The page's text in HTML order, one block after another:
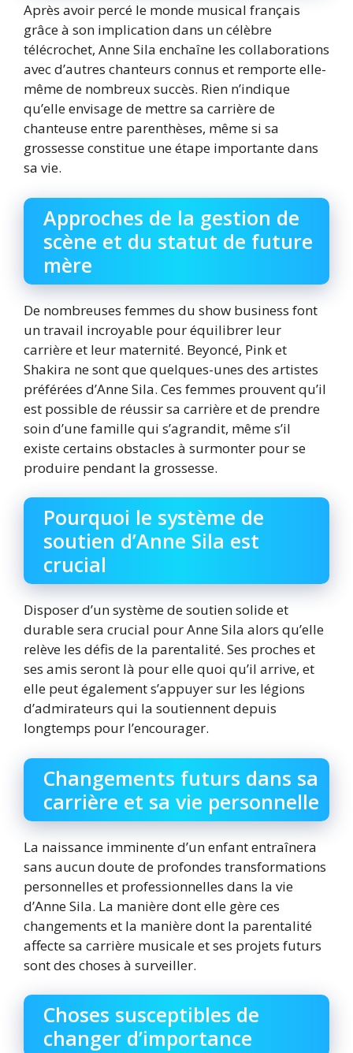
Après avoir percé le monde musical français
grâce à son implication dans un célèbre
télécrochet, Anne Sila enchaîne les collaborations
avec d’autres chanteurs connus et remporte elle-
même de nombreux succès. Rien n’indique
qu’elle envisage de mettre sa carrière de
chanteuse entre parenthèses, même si sa
grossesse constitue une étape importante dans
sa vie.
Approches de la gestion de
scène et du statut de future
mère
De nombreuses femmes du show business font
un travail incroyable pour équilibrer leur
carrière et leur maternité. Beyoncé, Pink et
Shakira ne sont que quelques-unes des artistes
préférées d’Anne Sila. Ces femmes prouvent qu’il
est possible de réussir sa carrière et de prendre
soin d’une famille qui s’agrandit, même s’il
existe certains obstacles à surmonter pour se
produire pendant la grossesse.
Pourquoi le système de
soutien d’Anne Sila est
crucial
Disposer d’un système de soutien solide et
durable sera crucial pour Anne Sila alors qu’elle
relève les défis de la parentalité. Ses proches et
ses amis seront là pour elle quoi qu’il arrive, et
elle peut également s’appuyer sur les légions
d’admirateurs qui la soutiennent depuis
longtemps pour l’encourager.
Changements futurs dans sa
carrière et sa vie personnelle
La naissance imminente d’un enfant entraînera
sans aucun doute de profondes transformations
personnelles et professionnelles dans la vie
d’Anne Sila. La manière dont elle gère ces
changements et la manière dont la parentalité
affecte sa carrière musicale et ses projets futurs
sont des choses à surveiller.
Choses susceptibles de
changer d’importance